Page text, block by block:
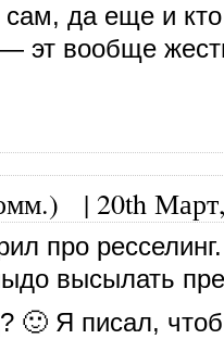
да еще и
эт вообще
| 20th
про
высылать
🙂 Я писал,